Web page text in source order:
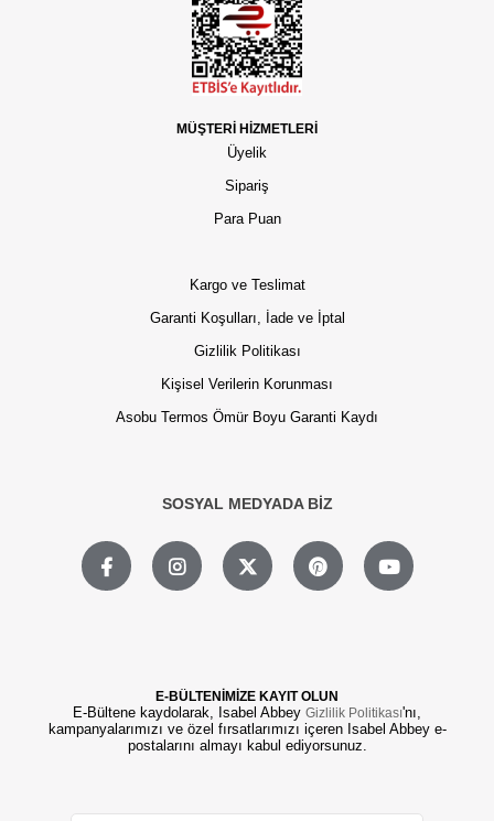
MÜŞTERİ HİZMETLERİ
Üyelik
Sipariş
Para Puan
Kargo ve Teslimat
Garanti Koşulları, İade ve İptal
Gizlilik Politikası
Kişisel Verilerin Korunması
Asobu Termos Ömür Boyu Garanti Kaydı
SOSYAL MEDYADA BİZ
E-BÜLTENİMİZE KAYIT OLUN
E-Bültene kaydolarak, Isabel Abbey Gizlilik Politikası'nı,
kampanyalarımızı ve özel fırsatlarımızı içeren Isabel Abbey e-
postalarını almayı kabul ediyorsunuz.